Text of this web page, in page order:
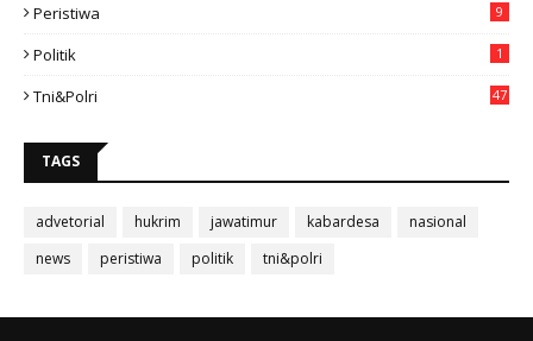
Peristiwa 9
Politik 1
Tni&polri 47
TAGS
advetorial hukrim jawatimur kabardesa
nasional
news
peristiwa politik tni&polri